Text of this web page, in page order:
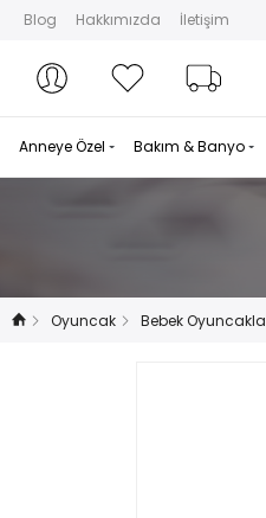
Blog Hakkımızda İletişim
Hesabım
Hesabım Favorilerim
Anneye Özel Bakım & Banyo
Oyuncak Bebek